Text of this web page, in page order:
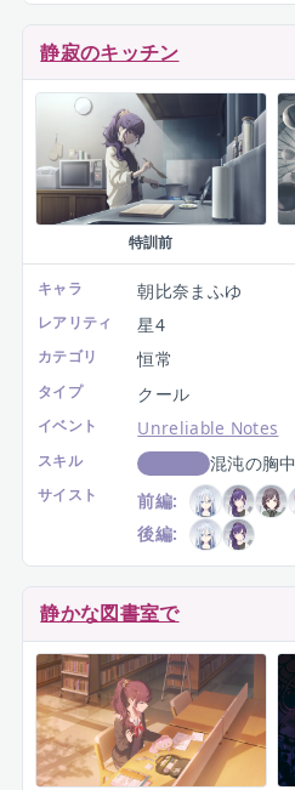
静寂のキッチン
特訓前
キャラ 朝比奈まふゆ
レアリティ 星4
カテゴリ 恒常
タイプ クール
イベント Unreliable Notes
スキル 混沌の胸中
サイスト
前編:
後編:
静かな図書室で